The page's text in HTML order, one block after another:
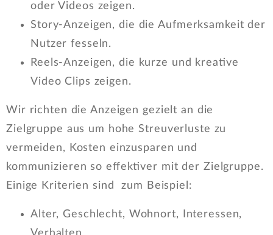
oder Videos zeigen.
Story-Anzeigen, die die Aufmerksamkeit der
Nutzer fesseln.
Reels-Anzeigen, die kurze und kreative
Video Clips zeigen.
Wir richten die Anzeigen gezielt an die
Zielgruppe aus um hohe Streuverluste zu
vermeiden, Kosten einzusparen und
kommunizieren so effektiver mit der Zielgruppe.
Einige Kriterien sind zum Beispiel:
Alter, Geschlecht, Wohnort, Interessen,
Verhalten